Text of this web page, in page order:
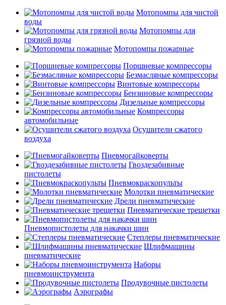
Мотопомпы для чистой
воды
Мотопомпы для
грязной воды
Мотопомпы пожарные
Поршневые компрессоры
Безмасляные компрессоры
Винтовые компрессоры
Бензиновые компрессоры
Дизельные компрессоры
Компрессоры
автомобильные
Осушители сжатого
воздуха
Пневмогайковерты
Гвоздезабивные
пистолеты
Пневмокраскопульты
Молотки пневматические
Дрели пневматические
Пневматические трещетки
Пневмопистолеты для накачки шин
Степлеры пневматические
Шлифмашины
пневматические
Наборы
пневмоинструмента
Продувочные пистолеты
Аэрографы